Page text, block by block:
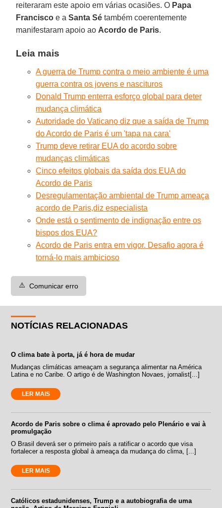
reiteraram este apoio em várias ocasiões. O Papa
Francisco e a Santa Sé também coerentemente
manifestaram apoio ao Acordo de Paris.
Leia mais
A guerra de Trump contra o meio ambiente é uma
guerra contra os jovens e nascituros
Donald Trump enterra esforço global para deter
mudança climática
Autoridade do Vaticano diz que a saída de Trump
do Acordo de Paris é um 'tapa na cara'
Trump deve retirar EUA do acordo sobre
mudanças climáticas
Cinco efeitos globais da saída dos EUA do
Acordo de Paris
Desregulamentação ambiental de Trump ameaça
acordo de Paris,diz especialista
Onde está o sentimento de indignação entre os
bispos dos EUA?
Acordo de Paris entra em vigor. Desafio agora é
torná-lo mais ambicioso
⚠️ Comunicar erro
NOTÍCIAS RELACIONADAS
O clima bate à porta, já é hora de mudar
Mudanças climáticas ameaçam a segurança alimentar na América
Latina e no Caribe. O artigo é de Washington Novaes, jornalist[...]
LER MAIS
Acordo de Paris sobre o clima é aprovado pelo Plenário e vai à
promulgação
O Brasil deverá ser o primeiro país a ratificar o acordo que visa
fortalecer a resposta global à ameaça da mudança do clima, [...]
LER MAIS
Católicos estadunidenses, Trump e a autobiografia de uma